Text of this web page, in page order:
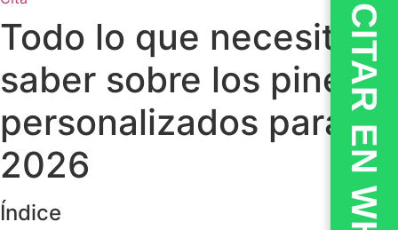
Todo lo que necesitas
saber sobre los pines
personalizados para
2026
Índice